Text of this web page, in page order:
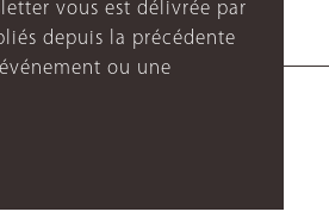
vous est délivrée par
depuis la précédente
ou une